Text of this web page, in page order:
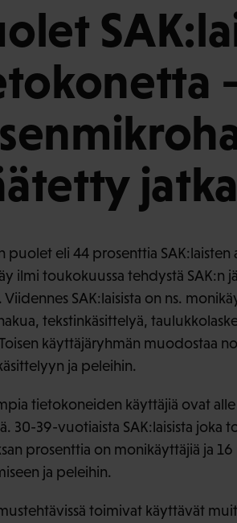
puolet eli 44 prosenttia
ilmi toukokuussa tehdystä SAK:n
Viidennes SAK:laisista on ns.
tekstinkäsittelyä,
käyttäjäryhmän muodostaa
ja peleihin.
tietokoneiden käyttäjiä ovat
30-39-vuotiaista SAK:laisista joka
prosenttia on monikäyttäjiä ja
ja peleihin.
toimivat käyttävät